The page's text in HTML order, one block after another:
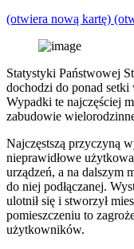
(otwiera nową kartę)
Statystyki Państwowej
dochodzi do ponad
Wypadki te najczęściej
zabudowie
Najczęstszą przyczyną
nieprawidłowe
urządzeń, a na dalszym
do niej podłączanej.
ulotnił się i stworzył
pomieszczeniu to
użytkowników.